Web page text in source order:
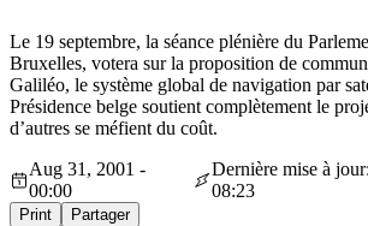
Le 19 septembre, la séance plénière du
Bruxelles, votera sur la proposition de
Galiléo, le système global de navigation par
Présidence belge soutient complètement le
d’autres se méfient du coût.
Aug 31, 2001 -
00:00
Dernière mise à
08:23
Print Partager